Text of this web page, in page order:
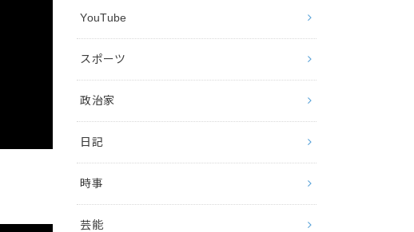
YouTube
スポーツ
政治家
日記
時事
芸能